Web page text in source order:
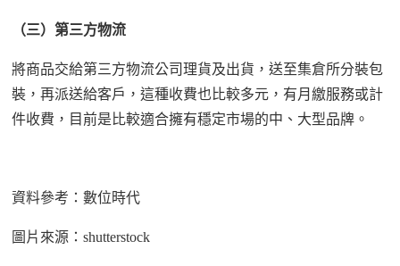
（三）第三方物流
將商品交給第三方物流公司理貨及出貨，送至集倉所分裝包
裝，再派送給客戶，這種收費也比較多元，有月繳服務或計
件收費，目前是比較適合擁有穩定市場的中、大型品牌。
資料參考：數位時代
圖片來源：shutterstock